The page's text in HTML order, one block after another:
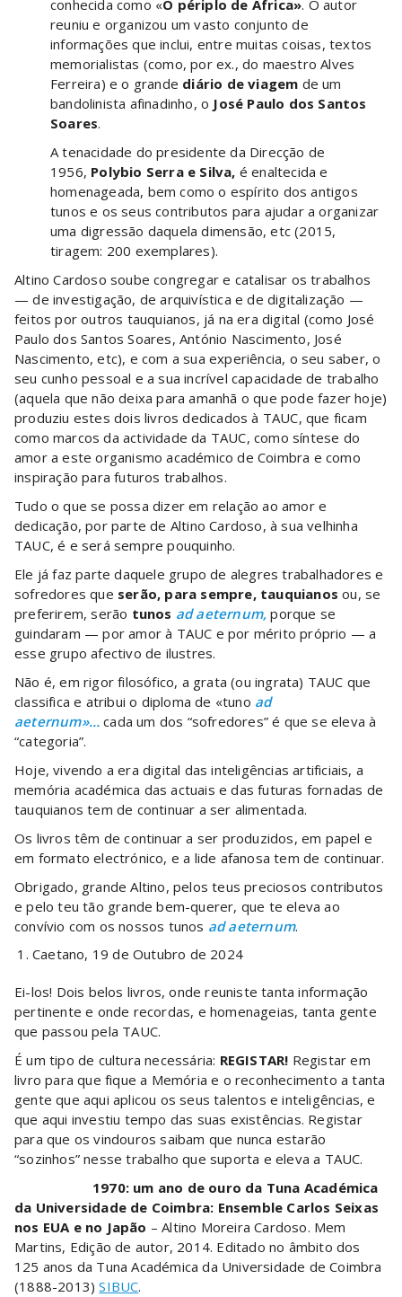
conhecida como «O périplo de África». O autor
reuniu e organizou um vasto conjunto de
informações que inclui, entre muitas coisas, textos
memorialistas (como, por ex., do maestro Alves
Ferreira) e o grande diário de viagem de um
bandolinista afinadinho, o José Paulo dos Santos
Soares.
A tenacidade do presidente da Direcção de
1956, Polybio Serra e Silva, é enaltecida e
homenageada, bem como o espírito dos antigos
tunos e os seus contributos para ajudar a organizar
uma digressão daquela dimensão, etc (2015,
tiragem: 200 exemplares).
Altino Cardoso soube congregar e catalisar os trabalhos
— de investigação, de arquivística e de digitalização —
feitos por outros tauquianos, já na era digital (como José
Paulo dos Santos Soares, António Nascimento, José
Nascimento, etc), e com a sua experiência, o seu saber, o
seu cunho pessoal e a sua incrível capacidade de trabalho
(aquela que não deixa para amanhã o que pode fazer hoje)
produziu estes dois livros dedicados à TAUC, que ficam
como marcos da actividade da TAUC, como síntese do
amor a este organismo académico de Coimbra e como
inspiração para futuros trabalhos.
Tudo o que se possa dizer em relação ao amor e
dedicação, por parte de Altino Cardoso, à sua velhinha
TAUC, é e será sempre pouquinho.
Ele já faz parte daquele grupo de alegres trabalhadores e
sofredores que serão, para sempre, tauquianos ou, se
preferirem, serão tunos ad aeternum,porque se
guindaram — por amor à TAUC e por mérito próprio — a
esse grupo afectivo de ilustres.
Não é, em rigor filosófico, a grata (ou ingrata) TAUC que
classifica e atribui o diploma de «tuno ad
aeternum»…cada um dos “sofredores” é que se eleva à
“categoria”.
Hoje, vivendo a era digital das inteligências artificiais, a
memória académica das actuais e das futuras fornadas de
tauquianos tem de continuar a ser alimentada.
Os livros têm de continuar a ser produzidos, em papel e
em formato electrónico, e a lide afanosa tem de continuar.
Obrigado, grande Altino, pelos teus preciosos contributos
e pelo teu tão grande bem-querer, que te eleva ao
convívio com os nossos tunos ad aeternum.
Caetano, 19 de Outubro de 2024
Ei-los! Dois belos livros, onde reuniste tanta informação
pertinente e onde recordas, e homenageias, tanta gente
que passou pela TAUC.
É um tipo de cultura necessária: REGISTAR! Registar em
livro para que fique a Memória e o reconhecimento a tanta
gente que aqui aplicou os seus talentos e inteligências, e
que aqui investiu tempo das suas existências. Registar
para que os vindouros saibam que nunca estarão
“sozinhos” nesse trabalho que suporta e eleva a TAUC.
1970: um ano de ouro da Tuna Académica
da Universidade de Coimbra: Ensemble Carlos Seixas
nos EUA e no Japão – Altino Moreira Cardoso. Mem
Martins, Edição de autor, 2014. Editado no âmbito dos
125 anos da Tuna Académica da Universidade de Coimbra
(1888-2013)SIBUC.